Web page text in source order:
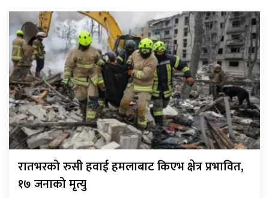
रातभरको रुसी हवाई हमलाबाट किएभ क्षेत्र प्रभावित,
१७ जनाको मृत्यु